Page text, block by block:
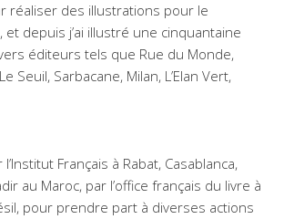
réaliser des illustrations pour le
et depuis j’ai illustré une cinquantaine
éditeurs tels que Rue du Monde,
Seuil, Sarbacane, Milan, L’Elan Vert,
l’Institut Français à Rabat, Casablanca,
au Maroc, par l’office français du livre à
pour prendre part à diverses actions